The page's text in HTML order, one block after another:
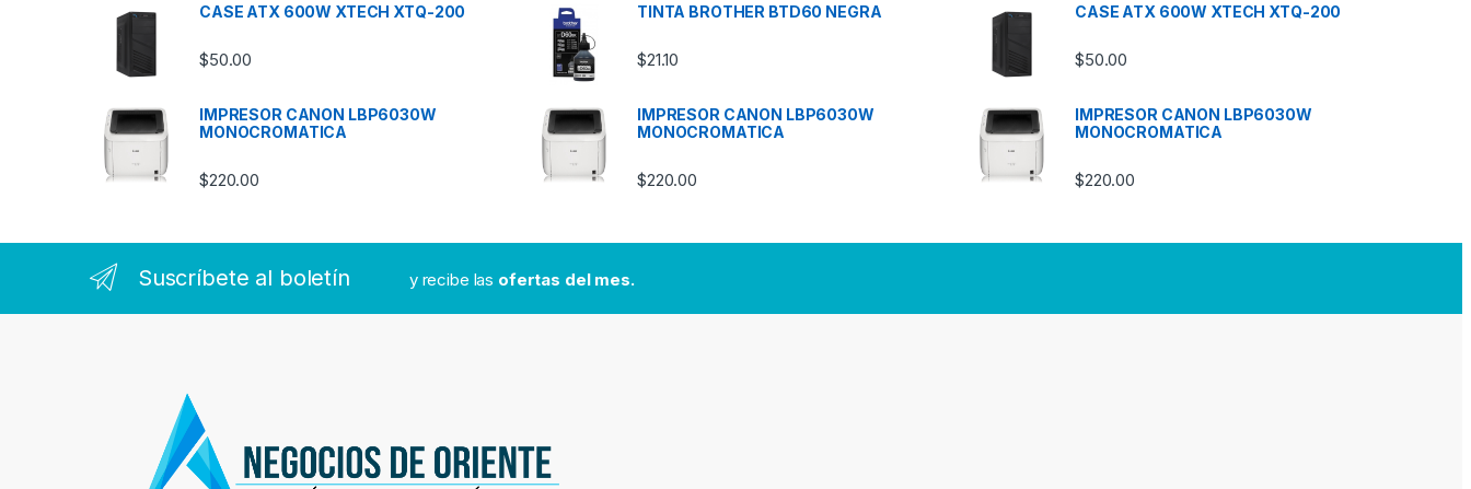
CASE ATX 600W XTECH XTQ-200
$50.00
IMPRESOR CANON LBP6030W
MONOCROMATICA
$220.00
TINTA BROTHER BTD60 NEGRA
$21.10
IMPRESOR CANON LBP6030W
MONOCROMATICA
$220.00
CASE ATX 600W XTECH XTQ-200
$50.00
IMPRESOR CANON LBP6030W
MONOCROMATICA
$220.00
Suscríbete al boletín y recibe las ofertas del mes.